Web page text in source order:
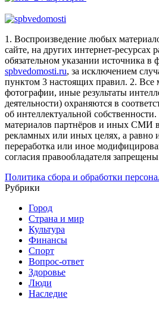
1. Воспроизведение любых
сайте, на других интернет-ресурсах
обязательном указании источника в
spbvedomosti.ru, за исключением
пунктом 3 настоящих правил. 2. Все
фотографии, иные результаты
деятельности) охраняются в
об интеллектуальной собственности.
материалов партнёров и иных СМИ
рекламных или иных целях, а равно
переработка или иное
согласия правообладателя
Политика сбора и обработки
Рубрики
Город
Страна и мир
Культура
Финансы
Спорт
Вопрос-ответ
Здоровье
Люди
Наследие